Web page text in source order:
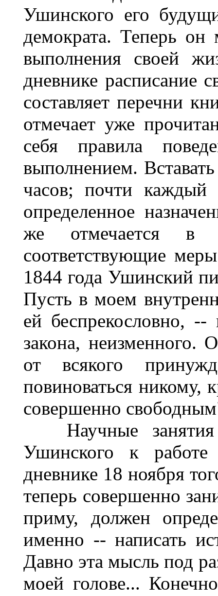
Ушинского его
демократа. Теперь он
выполнения своей
дневнике расписание
составляет перечни
отмечает уже
себя правила
выполнением.
часов; почти каждый
определенное
же отмечается в
соответствующие
1844 года Ушинский
Пусть в моем
ей беспрекословно, --
закона, неизменного.
от всякого
повиноваться никому,
совершенно
Научные занятия
Ушинского к работе
дневнике 18 ноября
теперь совершенно
приму, должен
именно -- написать
Давно эта мысль под
моей голове...